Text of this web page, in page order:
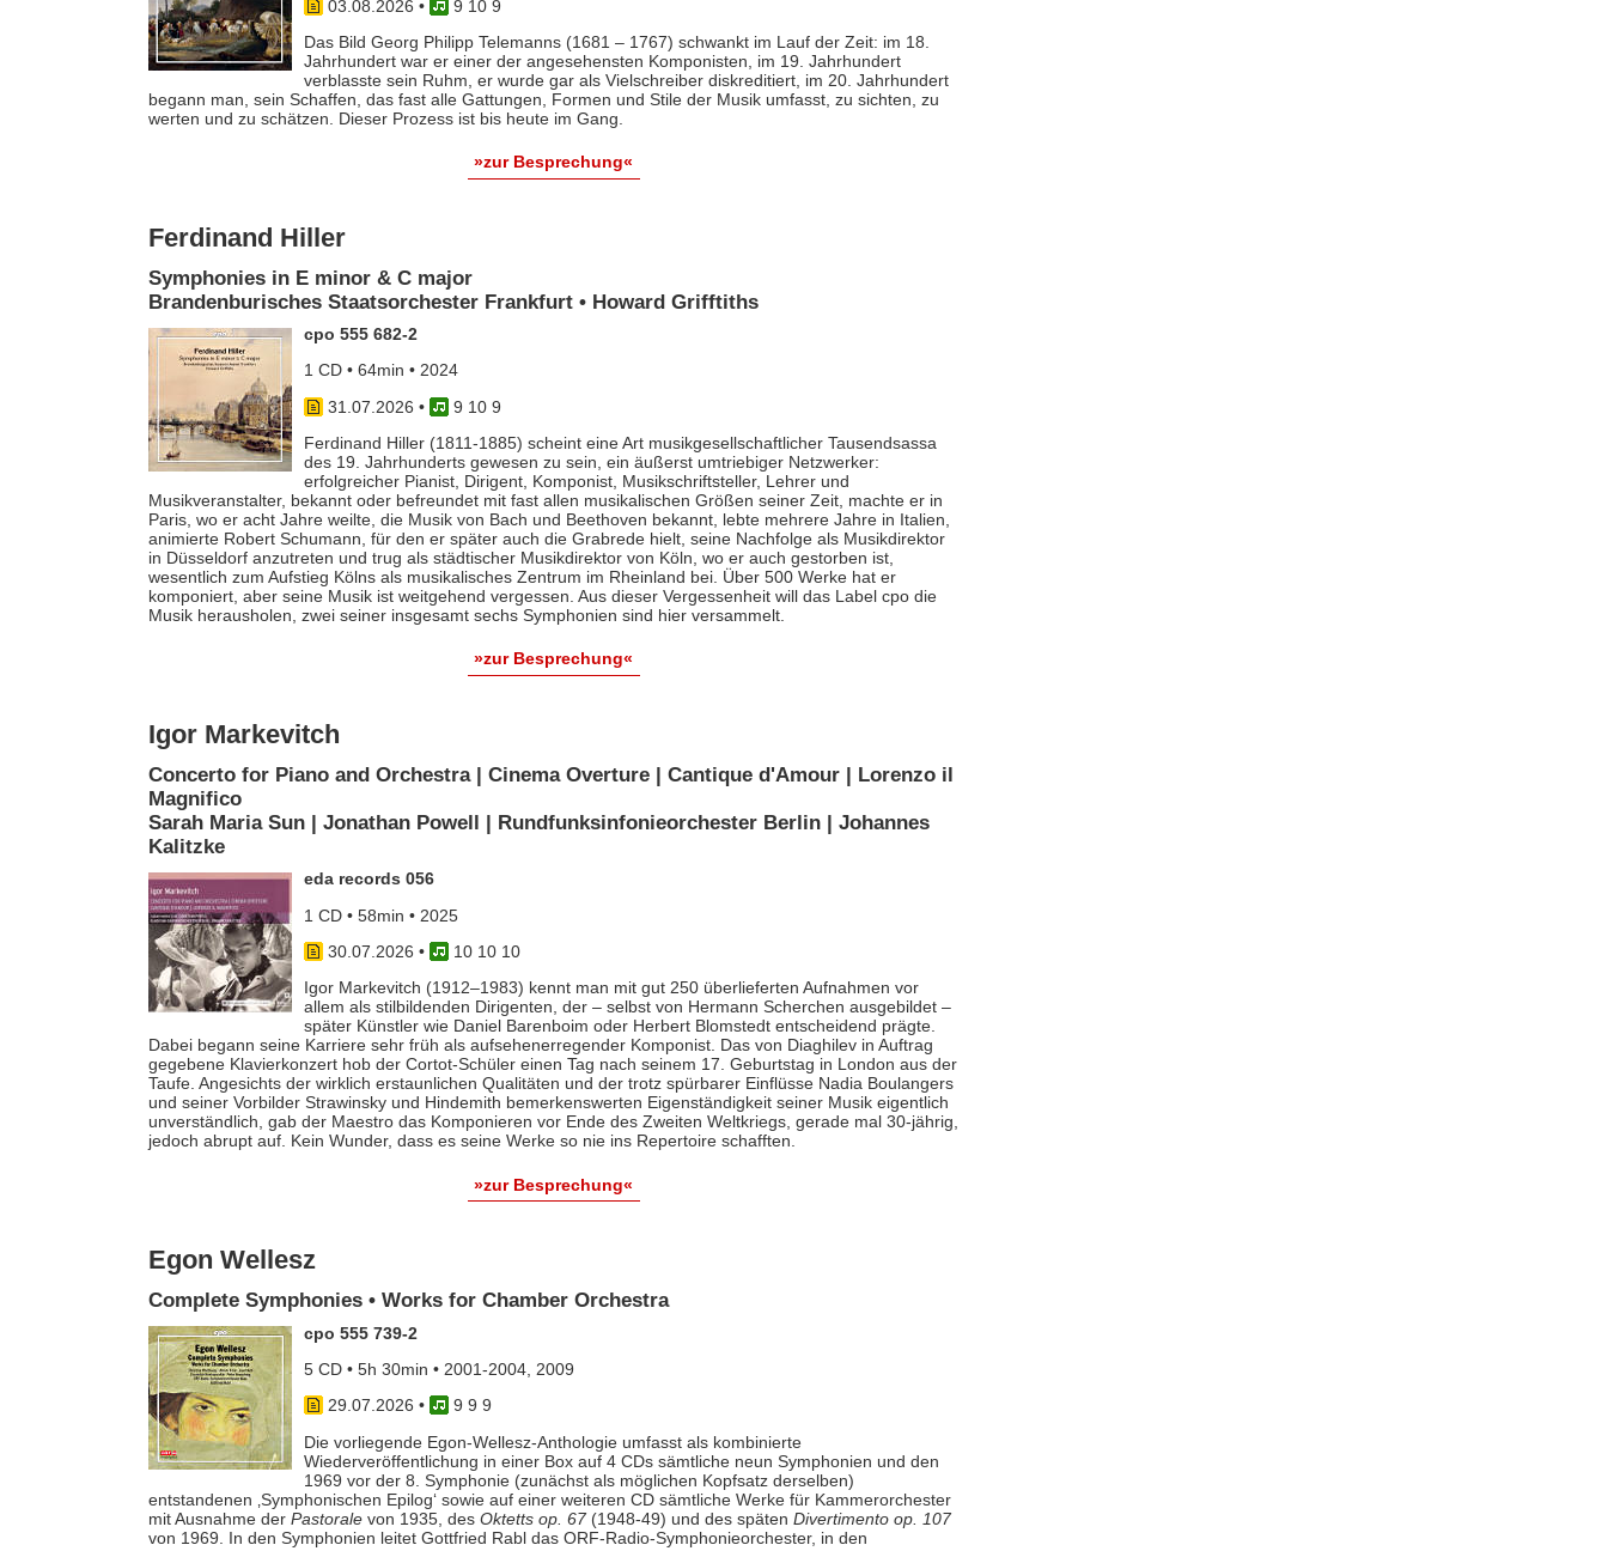
03.08.2026 •
9 10 9
Das Bild Georg Philipp Telemanns (1681 – 1767) schwankt im Lauf der Zeit: im 18.
Jahrhundert war er einer der angesehensten Komponisten, im 19. Jahrhundert
verblasste sein Ruhm, er wurde gar als Vielschreiber diskreditiert, im 20. Jahrhundert
begann man, sein Schaffen, das fast alle Gattungen, Formen und Stile der Musik umfasst, zu sichten, zu
werten und zu schätzen. Dieser Prozess ist bis heute im Gang.
»zur Besprechung«
Ferdinand Hiller
Symphonies in E minor & C major
Brandenburisches Staatsorchester Frankfurt • Howard Grifftiths
cpo 555 682-2
1 CD • 64min • 2024
31.07.2026 •
9 10 9
Ferdinand Hiller (1811-1885) scheint eine Art musikgesellschaftlicher Tausendsassa
des 19. Jahrhunderts gewesen zu sein, ein äußerst umtriebiger Netzwerker:
erfolgreicher Pianist, Dirigent, Komponist, Musikschriftsteller, Lehrer und
Musikveranstalter, bekannt oder befreundet mit fast allen musikalischen Größen seiner Zeit, machte er in
Paris, wo er acht Jahre weilte, die Musik von Bach und Beethoven bekannt, lebte mehrere Jahre in Italien,
animierte Robert Schumann, für den er später auch die Grabrede hielt, seine Nachfolge als Musikdirektor
in Düsseldorf anzutreten und trug als städtischer Musikdirektor von Köln, wo er auch gestorben ist,
wesentlich zum Aufstieg Kölns als musikalisches Zentrum im Rheinland bei. Über 500 Werke hat er
komponiert, aber seine Musik ist weitgehend vergessen. Aus dieser Vergessenheit will das Label cpo die
Musik herausholen, zwei seiner insgesamt sechs Symphonien sind hier versammelt.
»zur Besprechung«
Igor Markevitch
Concerto for Piano and Orchestra | Cinema Overture | Cantique d'Amour | Lorenzo il
Magnifico
Sarah Maria Sun | Jonathan Powell | Rundfunksinfonieorchester Berlin | Johannes
Kalitzke
eda records 056
1 CD • 58min • 2025
30.07.2026 •
10 10 10
Igor Markevitch (1912–1983) kennt man mit gut 250 überlieferten Aufnahmen vor
allem als stilbildenden Dirigenten, der – selbst von Hermann Scherchen ausgebildet –
später Künstler wie Daniel Barenboim oder Herbert Blomstedt entscheidend prägte.
Dabei begann seine Karriere sehr früh als aufsehenerregender Komponist. Das von Diaghilev in Auftrag
gegebene Klavierkonzert hob der Cortot-Schüler einen Tag nach seinem 17. Geburtstag in London aus der
Taufe. Angesichts der wirklich erstaunlichen Qualitäten und der trotz spürbarer Einflüsse Nadia Boulangers
und seiner Vorbilder Strawinsky und Hindemith bemerkenswerten Eigenständigkeit seiner Musik eigentlich
unverständlich, gab der Maestro das Komponieren vor Ende des Zweiten Weltkriegs, gerade mal 30-jährig,
jedoch abrupt auf. Kein Wunder, dass es seine Werke so nie ins Repertoire schafften.
»zur Besprechung«
Egon Wellesz
Complete Symphonies • Works for Chamber Orchestra
cpo 555 739-2
5 CD • 5h 30min • 2001-2004, 2009
29.07.2026 •
9 9 9
Die vorliegende Egon-Wellesz-Anthologie umfasst als kombinierte
Wiederveröffentlichung in einer Box auf 4 CDs sämtliche neun Symphonien und den
1969 vor der 8. Symphonie (zunächst als möglichen Kopfsatz derselben)
entstandenen ‚Symphonischen Epilog‘ sowie auf einer weiteren CD sämtliche Werke für Kammerorchester
mit Ausnahme der Pastoralevon 1935, des Oktetts op. 67(1948-49) und des späten Divertimento op. 107
von 1969. In den Symphonien leitet Gottfried Rabl das ORF-Radio-Symphonieorchester, in den